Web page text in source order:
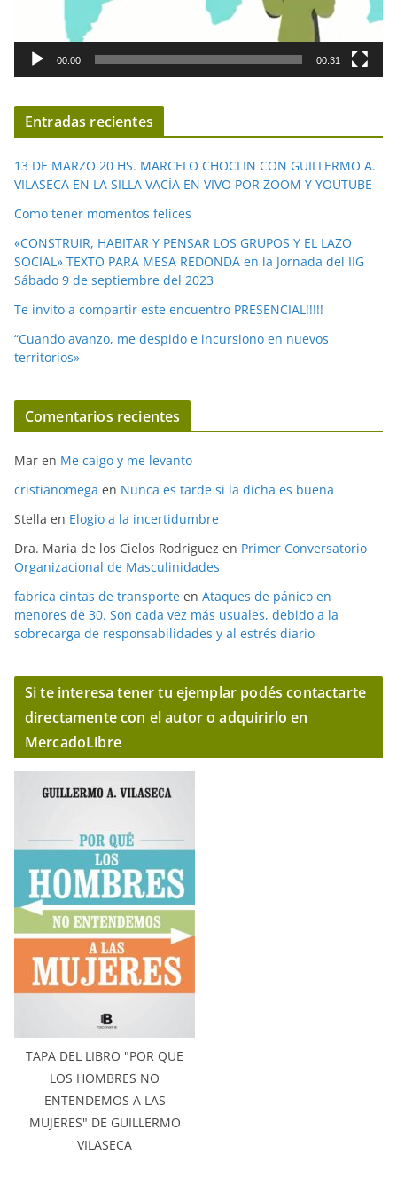
d
í
d
e
o
00:00 00:31
Entradas recientes
13 DE MARZO 20 HS. MARCELO CHOCLIN CON GUILLERMO A.
VILASECA EN LA SILLA VACÍA EN VIVO POR ZOOM Y YOUTUBE
Como tener momentos felices
«CONSTRUIR, HABITAR Y PENSAR LOS GRUPOS Y EL LAZO
SOCIAL» TEXTO PARA MESA REDONDA en la Jornada del IIG
Sábado 9 de septiembre del 2023
Te invito a compartir este encuentro PRESENCIAL!!!!!
“Cuando avanzo, me despido e incursiono en nuevos
territorios»
Comentarios recientes
Mar en Me caigo y me levanto
cristianomega en Nunca es tarde si la dicha es buena
Stella en Elogio a la incertidumbre
Dra. Maria de los Cielos Rodriguez en Primer Conversatorio
Organizacional de Masculinidades
fabrica cintas de transporte en Ataques de pánico en
menores de 30. Son cada vez más usuales, debido a la
sobrecarga de responsabilidades y al estrés diario
Si te interesa tener tu ejemplar podés contactarte
directamente con el autor o adquirirlo en
MercadoLibre
TAPA DEL LIBRO "POR QUE
LOS HOMBRES NO
ENTENDEMOS A LAS
MUJERES" DE GUILLERMO
VILASECA